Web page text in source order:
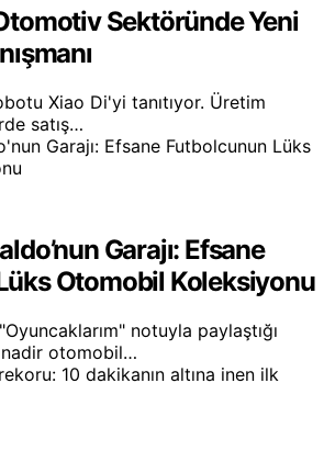
Sektöründe Yeni
Xiao Di'yi tanıtıyor. Üretim
satış…
Garajı: Efsane
Otomobil Koleksiyonu
notuyla paylaştığı
nadir otomobil…